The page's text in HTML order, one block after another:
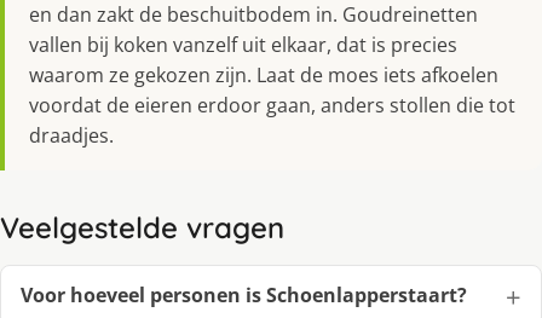
en dan zakt de beschuitbodem in. Goudreinetten
vallen bij koken vanzelf uit elkaar, dat is precies
waarom ze gekozen zijn. Laat de moes iets afkoelen
voordat de eieren erdoor gaan, anders stollen die tot
draadjes.
Veelgestelde vragen
Voor hoeveel personen is Schoenlapperstaart?